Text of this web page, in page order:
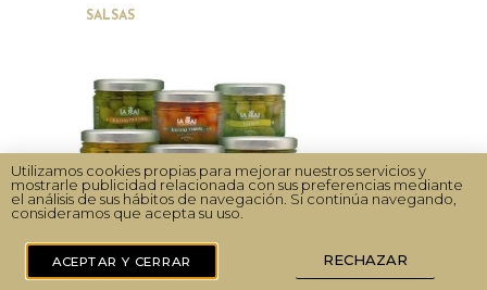
SALSAS
Utilizamos cookies propias para mejorar nuestros servicios y
mostrarle publicidad relacionada con sus preferencias mediante
el análisis de sus hábitos de navegación. Si continúa navegando,
consideramos que acepta su uso.
ACEPTAR Y CERRAR RECHAZAR